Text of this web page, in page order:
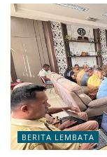
BERITA LEMBATA